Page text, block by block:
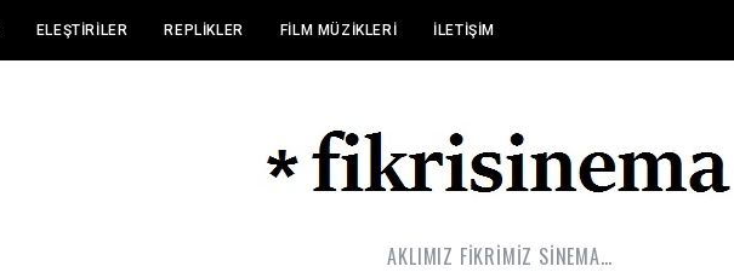
ELEŞTIRILER REPLIKLER FILM MÜZIKLERI İLETIŞIM
AKLIMIZ FİKRİMİZ SİNEMA…